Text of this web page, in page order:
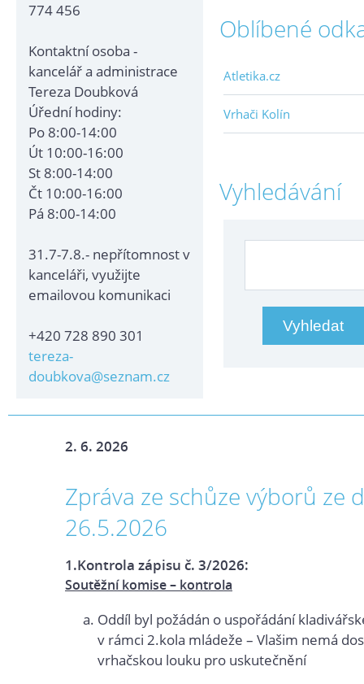
774 456
Kontaktní osoba -
kancelář a administrace
Tereza Doubková
Úřední hodiny:
Po 8:00-14:00
Út 10:00-16:00
St 8:00-14:00
Čt 10:00-16:00
Pá 8:00-14:00
31.7-7.8.- nepřítomnost v
kanceláři, využijte
emailovou komunikaci
+420 728 890 301
tereza-
doubkova@seznam.cz
Oblíbené
Atletika.cz
Vrhači Kolín
Vyhledávání
2. 6. 2026
Zpráva ze schůze výborů ze
26.5.2026
1.Kontrola zápisu č. 3/2026:
Soutěžní komise – kontrola
Oddíl byl požádán o uspořádání
v rámci 2.kola mládeže – Vlašim nemá
vrhačskou louku pro uskutečnění